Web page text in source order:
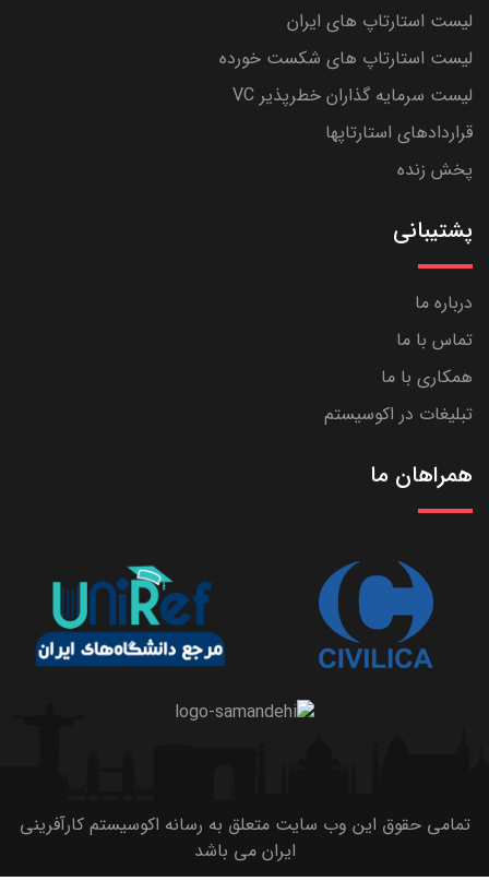
لیست استارتاپ های ایران
لیست استارتاپ های شکست خورده
لیست سرمایه گذاران خطرپذیر VC
قراردادهای استارتاپها
پخش زنده
پشتیبانی
درباره ما
تماس با ما
همکاری با ما
تبلیغات در اکوسیستم
همراهان ما
تمامی حقوق این وب سایت متعلق به رسانه اکوسیستم کارآفرینی
ایران می باشد